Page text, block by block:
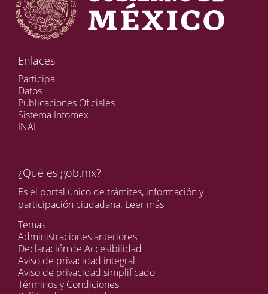
Enlaces
Participa
Datos
Publicaciones Oficiales
Sistema Infomex
INAI
¿Qué es gob.mx?
Es el portal único de trámites, información y
participación ciudadana. Leer más
Temas
Administraciones anteriores
Declaración de Accesibilidad
Aviso de privacidad integral
Aviso de privacidad simplificado
Términos y Condiciones